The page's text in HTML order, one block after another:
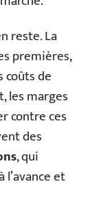
reste. La
premières,
coûts de
les marges
contre ces
des
, qui
et